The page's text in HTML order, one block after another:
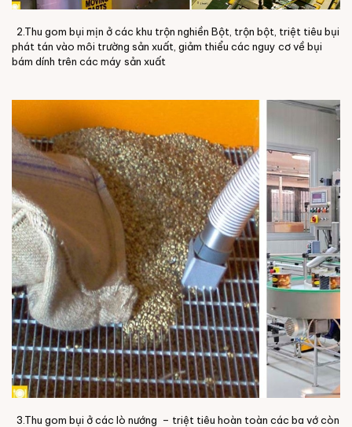
2.Thu gom bụi mịn ở các khu trộn nghiền Bột, trộn bột, triệt tiêu bụi
phát tán vào môi trường sản xuất, giảm thiểu các nguy cơ về bụi
bám dính trên các máy sản xuất
3.Thu gom bụi ở các lò nướng – triệt tiêu hoàn toàn các ba vớ còn